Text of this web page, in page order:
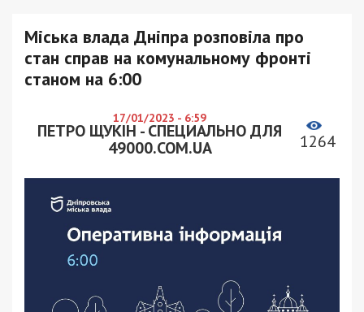
Міська влада Дніпра розповіла про
стан справ на комунальному фронті
станом на 6:00
17/01/2023 - 6:59
ПЕТРО ЩУКІН - СПЕЦИАЛЬНО ДЛЯ
49000.COM.UA
1264